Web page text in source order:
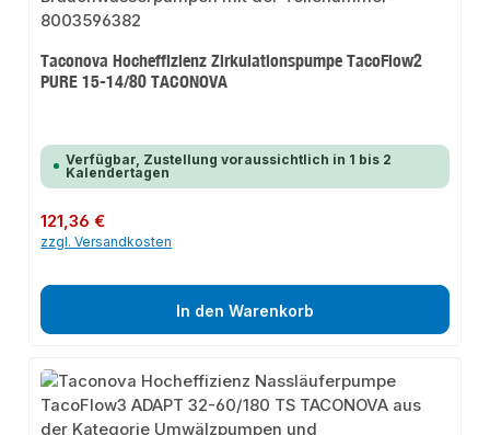
Taconova Hocheffizienz Zirkulationspumpe TacoFlow2
PURE 15-14/80 TACONOVA
Verfügbar, Zustellung voraussichtlich in 1 bis 2
Kalendertagen
Regulärer Preis:
121,36 €
zzgl. Versandkosten
In den Warenkorb